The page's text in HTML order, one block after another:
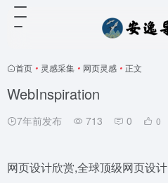
首页 • 灵感采集 • 网页灵感 • 正文
WebInspiration
7年前发布 713 0 0
网页设计欣赏,全球顶级网页设计